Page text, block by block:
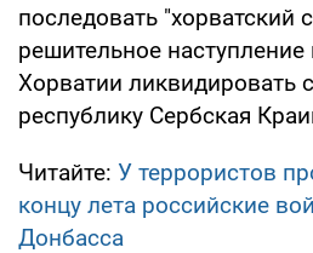
последовать "хорватский
решительное
Хорватии ликвидировать
республику Сербская
Читайте: У террористов
концу лета российские
Донбасса